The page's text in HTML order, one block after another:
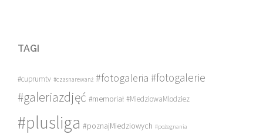
TAGI
#cuprumtv #czasnarewanż #fotogaleria #fotogalerie
#galeriazdjęć #memoriał #MiedziowaMlodziez
#plusliga #poznajMiedziowych #pożegnania